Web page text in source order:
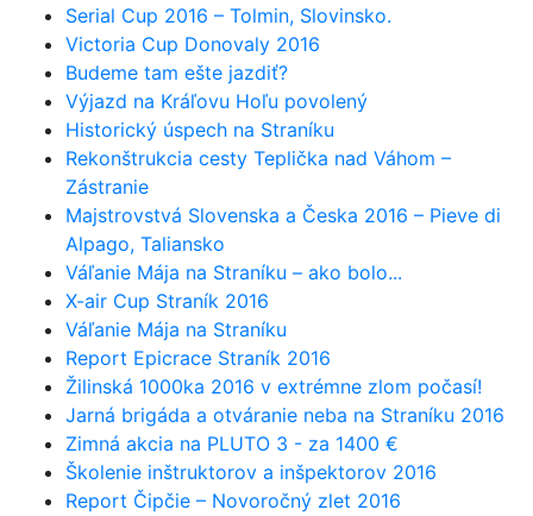
Serial Cup 2016 – Tolmin, Slovinsko.
Victoria Cup Donovaly 2016
Budeme tam ešte jazdiť?
Výjazd na Kráľovu Hoľu povolený
Historický úspech na Straníku
Rekonštrukcia cesty Teplička nad Váhom –
Zástranie
Majstrovstvá Slovenska a Česka 2016 – Pieve di
Alpago, Taliansko
Váľanie Mája na Straníku – ako bolo...
X-air Cup Straník 2016
Váľanie Mája na Straníku
Report Epicrace Straník 2016
Žilinská 1000ka 2016 v extrémne zlom počasí!
Jarná brigáda a otváranie neba na Straníku 2016
Zimná akcia na PLUTO 3 - za 1400 €
Školenie inštruktorov a inšpektorov 2016
Report Čipčie – Novoročný zlet 2016